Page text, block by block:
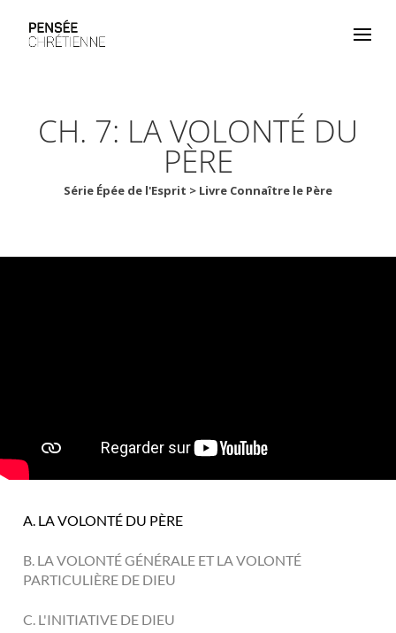
CH. 7: LA VOLONTÉ DU
PÈRE
Série Épée de l'Esprit > Livre Connaître le Père
A. LA VOLONTÉ DU PÈRE
B. LA VOLONTÉ GÉNÉRALE ET LA VOLONTÉ
PARTICULIÈRE DE DIEU
C. L'INITIATIVE DE DIEU